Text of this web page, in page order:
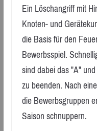
Ein Löschangriff mit
Knoten- und
die Basis für den
Bewerbsspiel.
sind dabei das "A"
zu beenden. Nach
die Bewerbsgruppen
Saison schnuppern.